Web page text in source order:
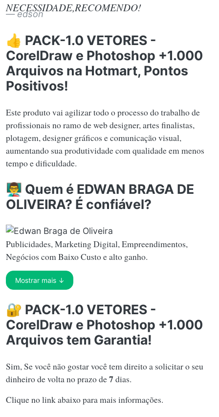
NECESSIDADE,RECOMENDO!
edson
👍 PACK-1.0 VETORES -
CorelDraw e Photoshop +1.000
Arquivos na Hotmart, Pontos
Positivos!
Este produto vai agilizar todo o processo do trabalho de
profissionais no ramo de web designer, artes finalistas,
plotagem, designer gráficos e comunicação visual,
aumentando sua produtividade com qualidade em menos
tempo e dificuldade.
👨‍🏫 Quem é EDWAN BRAGA DE
OLIVEIRA? É confiável?
Publicidades, Marketing Digital, Empreendimentos,
Negócios com Baixo Custo e alto ganho.
Mostrar mais ↓
🔐 PACK-1.0 VETORES -
CorelDraw e Photoshop +1.000
Arquivos tem Garantia!
Sim, Se você não gostar você tem direito a solicitar o seu
dinheiro de volta no prazo de7dias.
Clique no link abaixo para mais informações.